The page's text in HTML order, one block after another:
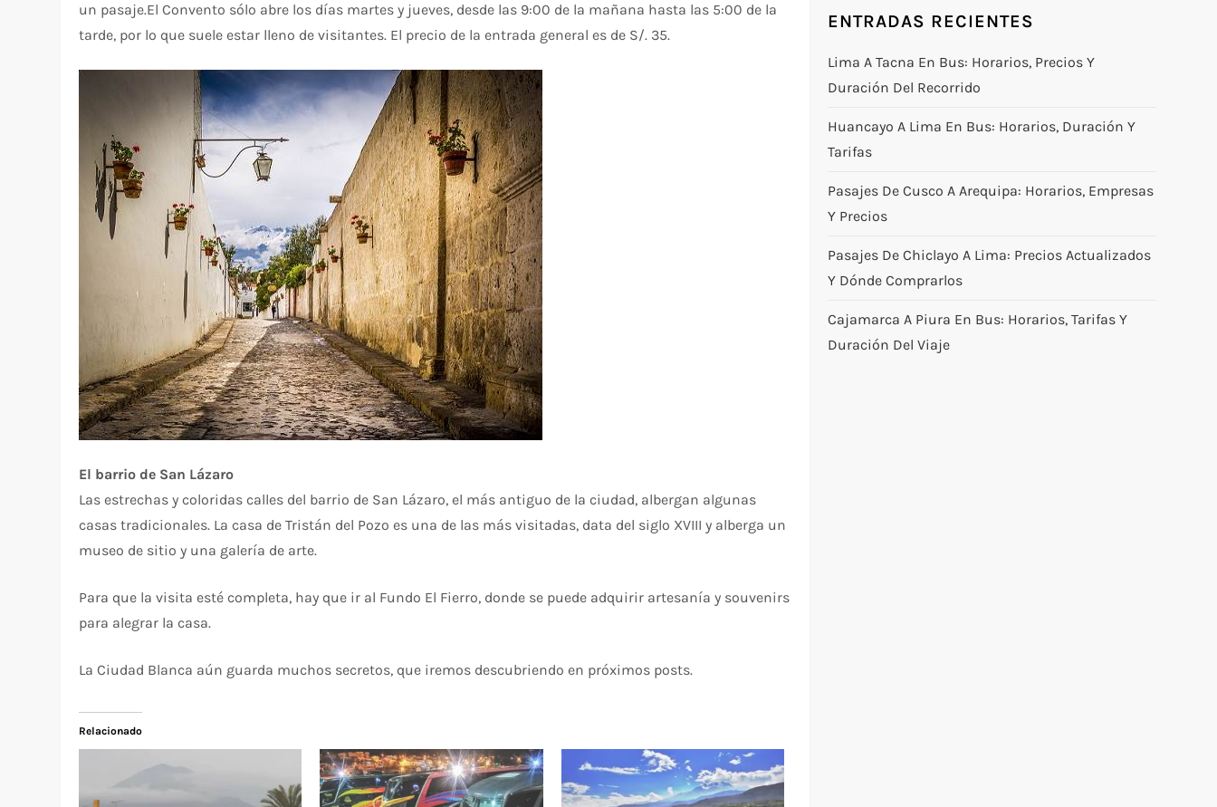
un pasaje.El Convento sólo abre los días martes y jueves, desde las 9:00 de la mañana hasta las 5:00 de la
tarde, por lo que suele estar lleno de visitantes. El precio de la entrada general es de S/. 35.
El barrio de San Lázaro
Las estrechas y coloridas calles del barrio de San Lázaro, el más antiguo de la ciudad, albergan algunas
casas tradicionales. La casa de Tristán del Pozo es una de las más visitadas, data del siglo XVIII y alberga un
museo de sitio y una galería de arte.
Para que la visita esté completa, hay que ir al Fundo El Fierro, donde se puede adquirir artesanía y souvenirs
para alegrar la casa.
La Ciudad Blanca aún guarda muchos secretos, que iremos descubriendo en próximos posts.
Relacionado
ENTRADAS RECIENTES
Lima A Tacna En Bus: Horarios, Precios Y
Duración Del Recorrido
Huancayo A Lima En Bus: Horarios, Duración Y
Tarifas
Pasajes De Cusco A Arequipa: Horarios, Empresas
Y Precios
Pasajes De Chiclayo A Lima: Precios Actualizados
Y Dónde Comprarlos
Cajamarca A Piura En Bus: Horarios, Tarifas Y
Duración Del Viaje